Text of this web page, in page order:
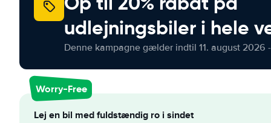
udlejningsbiler i hele
Denne kampagne gælder indtil 11. august 2026
Worry-Free
Lej en bil med fuldstændig ro i sindet